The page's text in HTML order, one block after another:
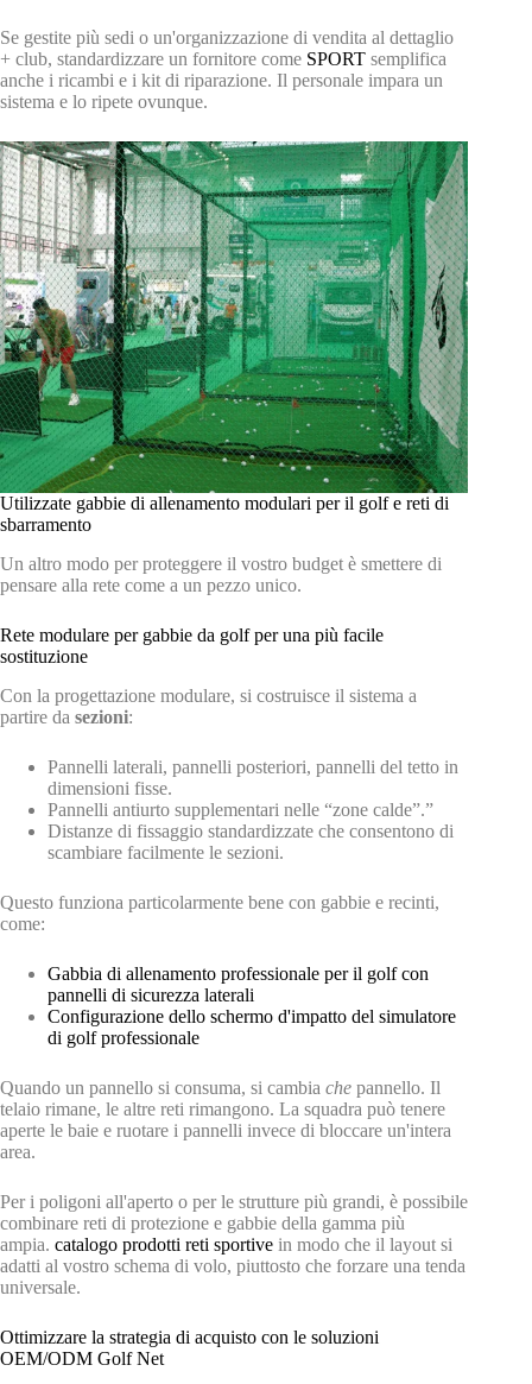
Se gestite più sedi o un'organizzazione di vendita al dettaglio
+ club, standardizzare un fornitore come SPORT semplifica
anche i ricambi e i kit di riparazione. Il personale impara un
sistema e lo ripete ovunque.
Utilizzate gabbie di allenamento modulari per il golf e reti di
sbarramento
Un altro modo per proteggere il vostro budget è smettere di
pensare alla rete come a un pezzo unico.
Rete modulare per gabbie da golf per una più facile
sostituzione
Con la progettazione modulare, si costruisce il sistema a
partire da sezioni:
Pannelli laterali, pannelli posteriori, pannelli del tetto in
dimensioni fisse.
Pannelli antiurto supplementari nelle “zone calde”.”
Distanze di fissaggio standardizzate che consentono di
scambiare facilmente le sezioni.
Questo funziona particolarmente bene con gabbie e recinti,
come:
Gabbia di allenamento professionale per il golf con
pannelli di sicurezza laterali
Configurazione dello schermo d'impatto del simulatore
di golf professionale
Quando un pannello si consuma, si cambia che pannello. Il
telaio rimane, le altre reti rimangono. La squadra può tenere
aperte le baie e ruotare i pannelli invece di bloccare un'intera
area.
Per i poligoni all'aperto o per le strutture più grandi, è possibile
combinare reti di protezione e gabbie della gamma più
ampia. catalogo prodotti reti sportive in modo che il layout si
adatti al vostro schema di volo, piuttosto che forzare una tenda
universale.
Ottimizzare la strategia di acquisto con le soluzioni
OEM/ODM Golf Net